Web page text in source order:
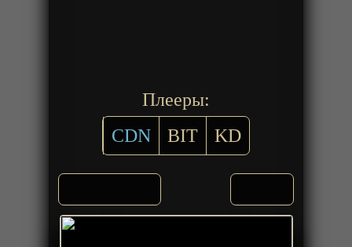
Плееры:
CDN
BIT KD